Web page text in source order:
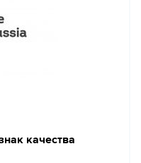
качества